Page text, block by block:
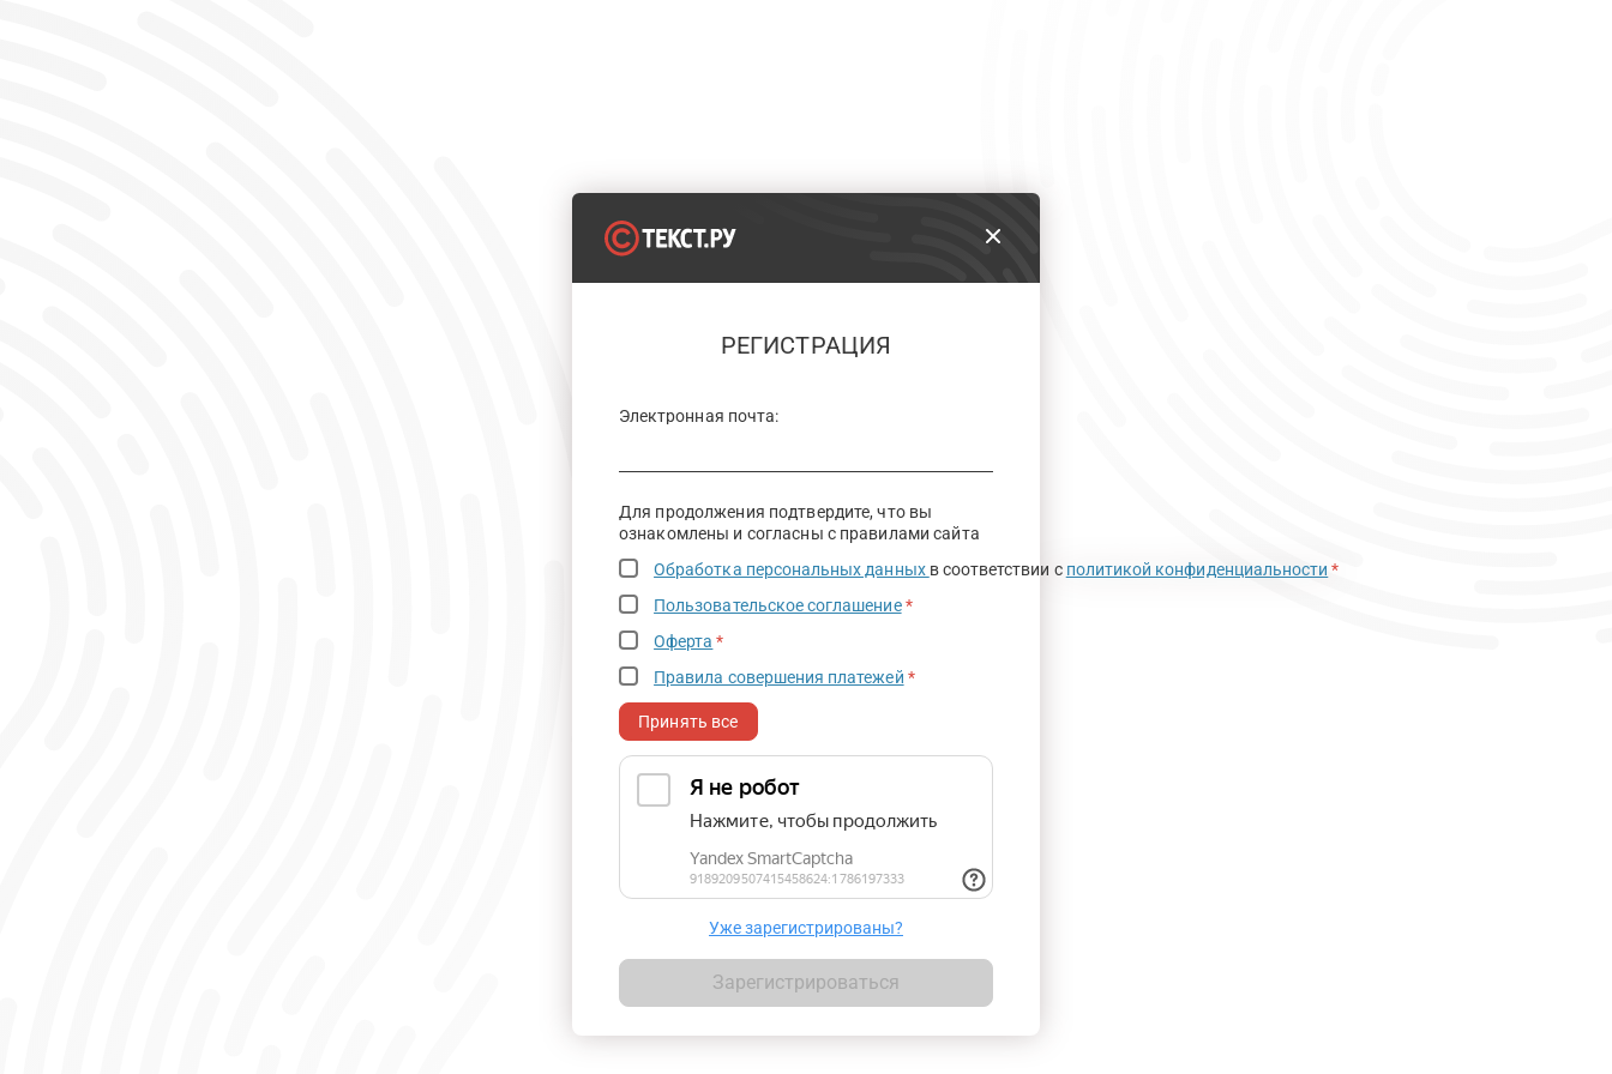
РЕГИСТРАЦИЯ
Электронная почта:
Для продолжения подтвердите, что вы
ознакомлены и согласны с правилами сайта
Обработка персональных данных в соответствии с политикой конфиденциальности *
Пользовательское соглашение *
Оферта *
Правила совершения платежей *
Принять все
Уже зарегистрированы?
Зарегистрироваться